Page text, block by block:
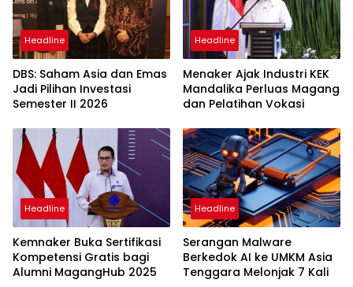
Headline
DBS: Saham Asia dan Emas
Jadi Pilihan Investasi
Semester II 2026
Headline
Menaker Ajak Industri KEK
Mandalika Perluas Magang
dan Pelatihan Vokasi
Headline
Kemnaker Buka Sertifikasi
Kompetensi Gratis bagi
Alumni MagangHub 2025
Headline
Serangan Malware
Berkedok AI ke UMKM Asia
Tenggara Melonjak 7 Kali